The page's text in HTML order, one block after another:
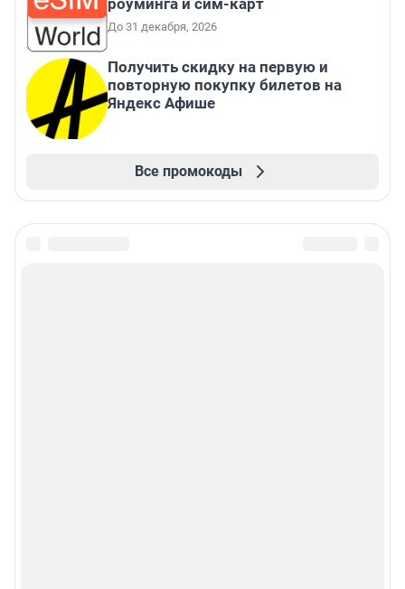
роуминга и сим-карт
До 31 декабря, 2026
Получить скидку на первую и
повторную покупку билетов на
Яндекс Афише
Все промокоды